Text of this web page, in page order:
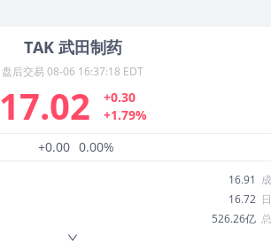
TAK 武田制药
盘后交易 08-06 16:37:18 EDT
17.02
+0.30
+1.79%
+0.00 0.00%
16.91
16.72
526.26亿